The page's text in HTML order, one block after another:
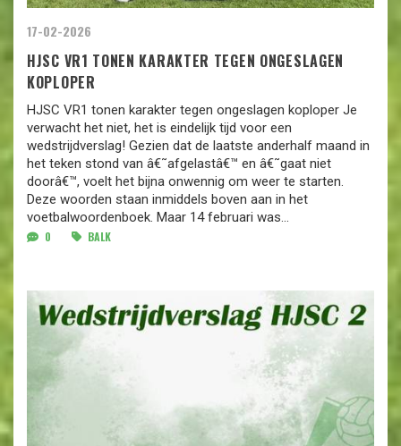
17-02-2026
HJSC VR1 TONEN KARAKTER TEGEN ONGESLAGEN
KOPLOPER
HJSC VR1 tonen karakter tegen ongeslagen koploper Je
verwacht het niet, het is eindelijk tijd voor een
wedstrijdverslag! Gezien dat de laatste anderhalf maand in
het teken stond van â€˜afgelastâ€™ en â€˜gaat niet
doorâ€™, voelt het bijna onwennig om weer te starten.
Deze woorden staan inmiddels boven aan in het
voetbalwoordenboek. Maar 14 februari was...
0 BALK